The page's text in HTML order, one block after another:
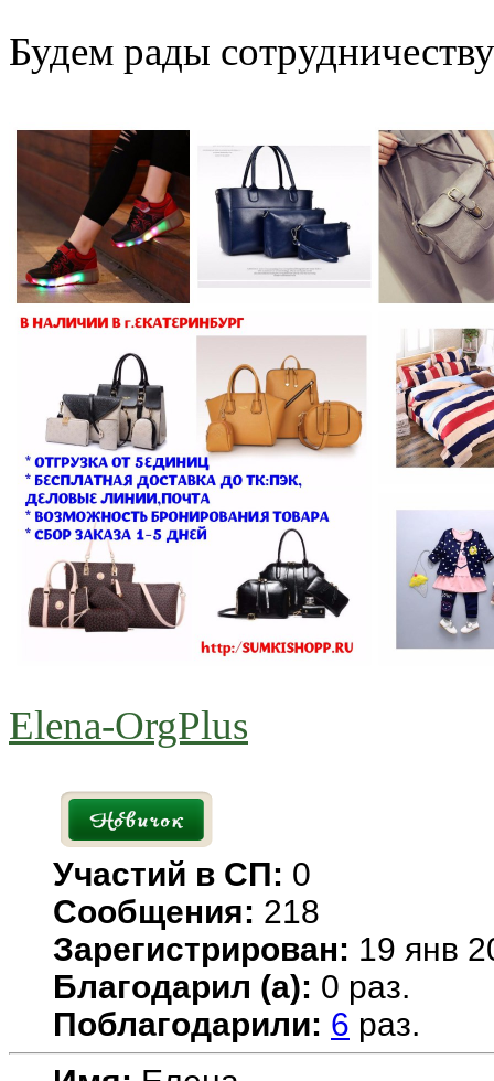
Будем рады
Elena-OrgPlus
Участий в СП: 0
Сообщения: 218
Зарегистрирован: 19 янв
Благодарил (а): 0 раз.
Поблагодарили: 6 раз.